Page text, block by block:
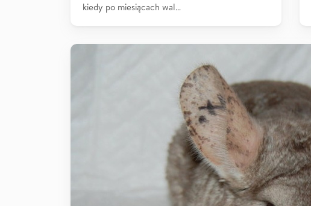
kiedy po miesiącach wal…